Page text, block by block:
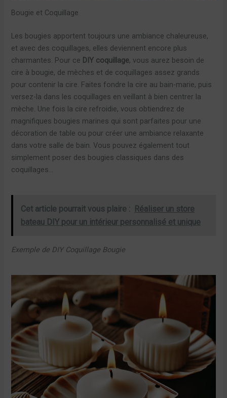
Bougie et Coquillage
Les bougies apportent toujours une ambiance chaleureuse,
et avec des coquillages, elles deviennent encore plus
charmantes. Pour ce DIY coquillage, vous aurez besoin de
cire à bougie, de mèches et de coquillages assez grands
pour contenir la cire. Faites fondre la cire au bain-marie, puis
versez-la dans les coquillages en veillant à bien centrer la
mèche. Une fois la cire refroidie, vous obtiendrez de
magnifiques bougies marines qui sont parfaites pour une
décoration de table ou pour créer une ambiance relaxante
dans votre salle de bain. Vous pouvez également tout
simplement poser des bougies classiques dans des
coquillages…
Cet article pourrait vous plaire :
Réaliser un store
bateau DIY pour un intérieur personnalisé et unique
Exemple de DIY Coquillage Bougie